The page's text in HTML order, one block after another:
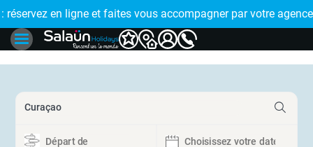
!
: réservez en ligne et faites vous accompagner par votre
🤩